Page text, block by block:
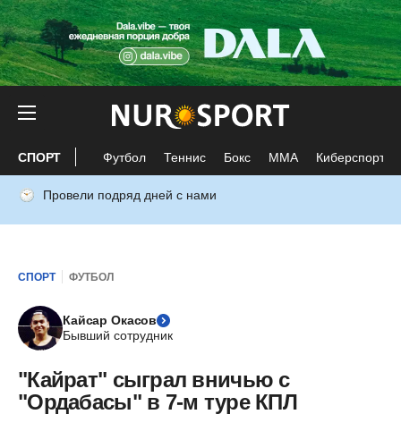
СПОРТ Футбол Теннис Бокс ММА Киберспорт
Провели подряд дней с нами
СПОРТ ФУТБОЛ
Кайсар Окасов
Бывший сотрудник
"Кайрат" сыграл вничью с
"Ордабасы" в 7-м туре КПЛ